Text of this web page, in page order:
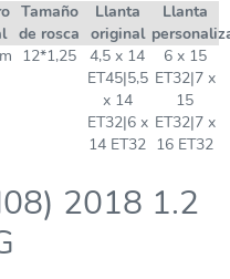
Tamaño
de rosca
Llanta
original
Llanta
12*1,25
4,5 x 14
ET45|5,5
x 14
ET32|6 x
14 ET32
6 x 15
ET32|7 x
15
ET32|7 x
16 ET32
2018 1.2